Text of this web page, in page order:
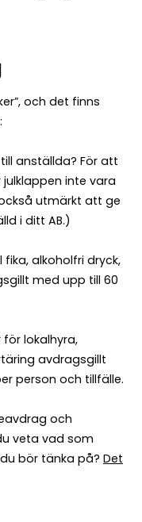
och det finns
anställda? För att
inte vara
utmärkt att ge
i ditt AB.)
alkoholfri dryck,
med upp till 60
lokalhyra,
avdragsgillt
person och tillfälle.
och
veta vad som
bör tänka på? Det